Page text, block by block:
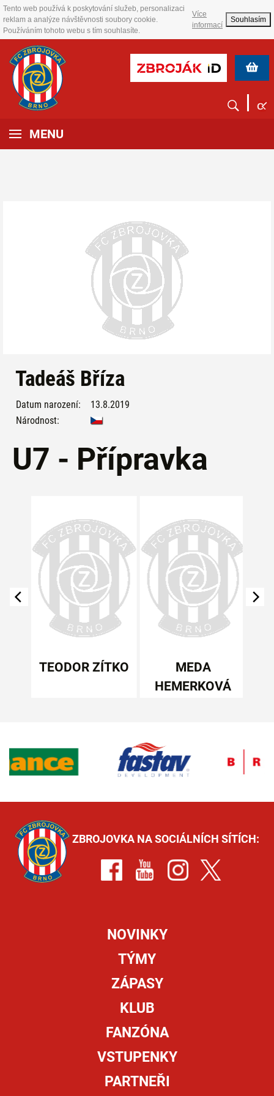
Tento web používá k poskytování služeb, personalizaci
reklam a analýze návštěvnosti soubory cookie.
Používáním tohoto webu s tím souhlasíte.
Více
informací
Souhlasím
MENU
Tadeáš Bříza
Datum narození:
13.8.2019
Národnost:
U7 - Přípravka
TEODOR ZÍTKO
MEDA
HEMERKOVÁ
ZBROJOVKA NA SOCIÁLNÍCH SÍTÍCH:
NOVINKY
TÝMY
ZÁPASY
KLUB
FANZÓNA
VSTUPENKY
PARTNEŘI